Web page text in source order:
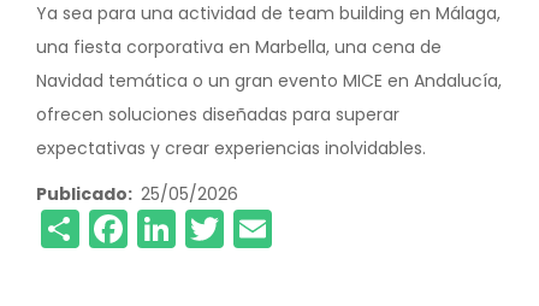
Ya sea para una actividad de team building en Málaga,
una fiesta corporativa en Marbella, una cena de
Navidad temática o un gran evento MICE en Andalucía,
ofrecen soluciones diseñadas para superar
expectativas y crear experiencias inolvidables.
Publicado 25/05/2026
ShareFacebook
LinkedIn
Twitter